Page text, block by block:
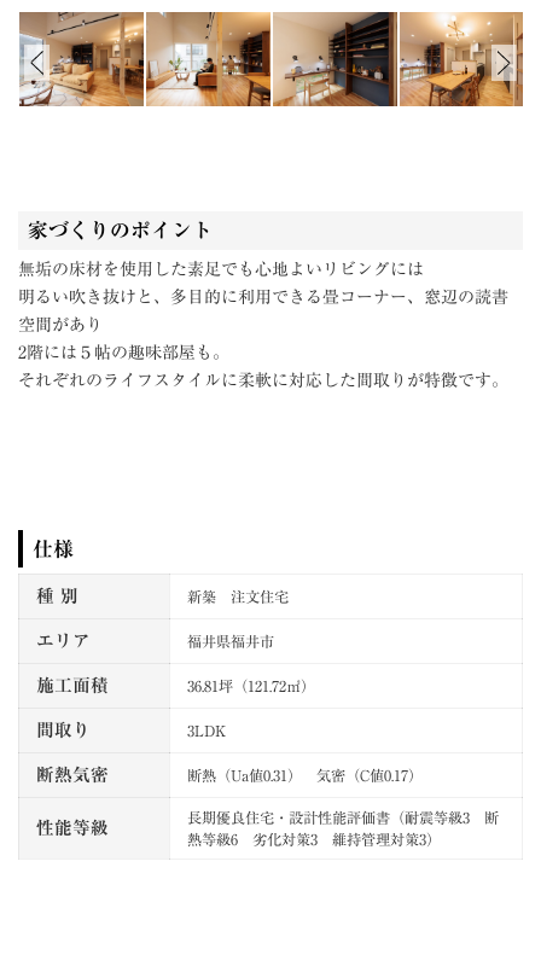
家づくりのポイント
無垢の床材を使用した素足でも心地よいリビングには
明るい吹き抜けと、多目的に利用できる畳コーナー、窓辺の読書
空間があり
2階には５帖の趣味部屋も。
それぞれのライフスタイルに柔軟に対応した間取りが特徴です。
仕様
種 別 新築 注文住宅
エリア 福井県福井市
施工面積 36.81坪（121.72㎡）
間取り 3LDK
断熱気密 断熱（Ua値0.31） 気密（C値0.17）
性能等級
長期優良住宅・設計性能評価書（耐震等級3 断
熱等級6 劣化対策3 維持管理対策3）